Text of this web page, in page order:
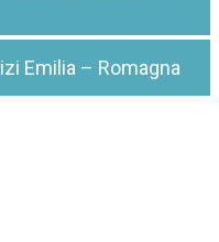
Emilia – Romagna